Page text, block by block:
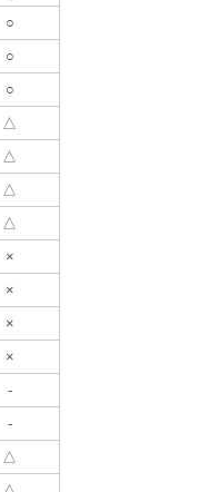
○
○
○
△
△
△
△
×
×
×
×
-
-
△